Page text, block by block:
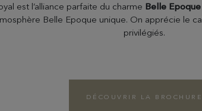
est l’alliance parfaite du charme Belle Epoque
Belle Epoque unique. On apprécie le
privilégiés.
DÉCOUVRIR LA BROCHURE